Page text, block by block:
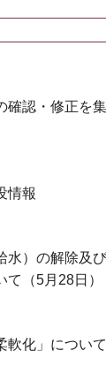
確認・修正を
情報
水）の解除及
（5月28日）
軟化」について